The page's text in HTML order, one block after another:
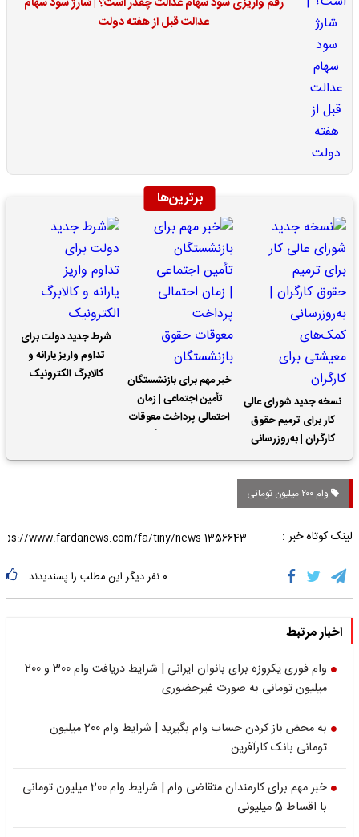
عدالت قبل از هفته دولت
برترین‌ها
نسخه جدید شورای عالی
کار برای ترمیم حقوق
کارگران | به‌روزرسانی
کمک‌های معیشتی برای
کارگران
خبر مهم برای بازنشستگان
تأمین اجتماعی | زمان
احتمالی پرداخت معوقات
شرط جدید دولت برای
تداوم واریز یارانه و
کالابرگ الکترونیک
وام ۲۰۰ میلیون تومانی
لینک کوتاه خبر :
۰ نفر دیگر این مطلب را پسندیدند
اخبار مرتبط
وام فوری یکروزه برای بانوان ایرانی | شرایط دریافت وام 300 و 200
میلیون تومانی به صورت غیرحضوری
به محض باز کردن حساب وام بگیرید | شرایط وام 200 میلیون
تومانی بانک کارآفرین
خبر مهم برای کارمندان متقاضی وام | شرایط وام 200 میلیون تومانی
با اقساط 5 میلیونی